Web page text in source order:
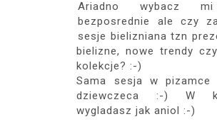
Ariadno wybacz
bezposrednie ale czy
sesje bielizniana tzn
bielizne, nowe trendy
kolekcje? :-)
Sama sesja w
dziewczeca :-) W
wygladasz jak aniol :-)